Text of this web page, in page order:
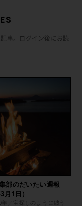
事。ログイン後にお読
部のだいたい週報
月1日）
／宝探しのように纏う